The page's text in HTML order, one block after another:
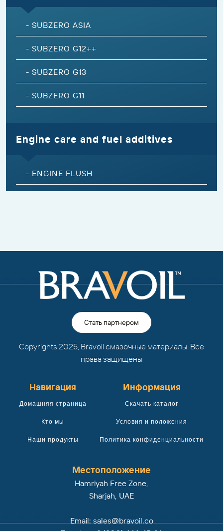
- SUBZERO ASIA
- SUBZERO G12++
- SUBZERO G13
- SUBZERO G11
Engine care and fuel additives
- ENGINE FLUSH
Стать партнером
Copyrights 2025, Bravoil смазочные материалы. Все
права защищены
Навигация
Домашняя страница
Кто мы
Наши продукты
Информация
Скачать каталог
Условия и положения
Политика конфиденциальности
Местоположение
Hamriyah Free Zone,
Sharjah, UAE
Email: sales@bravoil.co